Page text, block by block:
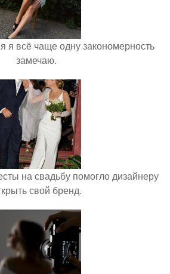
я всё чаще одну закономерность
замечаю.
на свадьбу помогло дизайнеру
свой бренд.